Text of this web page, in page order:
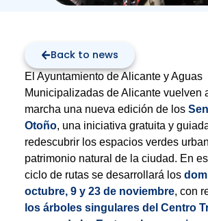
Back to news
El Ayuntamiento de Alicante y Aguas
Municipalizadas de Alicante vuelven
marcha una nueva edición de los
Otoño, una iniciativa gratuita y
redescubrir los espacios verdes
patrimonio natural de la ciudad. En
ciclo de rutas se desarrollará los
octubre, 9 y 23 de noviembre, con
los árboles singulares del Centro